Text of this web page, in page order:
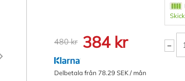
480 kr 384 kr
Delbetala från 78.29 SEK / mån